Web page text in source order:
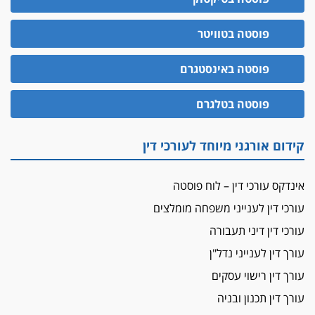
יו"ר מחוז ת"א משבץ עובדות שלו למינוי דייני בית
הדין למשמעת
האופנוע חזר הביתה
עו"ד גיל פרידמן והרפתקאות אופנוע השטח שלו
הזכות לטנף
מאסר לעורך הדין
פיקטיביות בשם פלסטינים
על המידתיות
ביה"ד המשמעתי ביטל השעיה לצמיתות של
עורכת-דין שהביעה שמחה ב-7 באוקטובר
אשם
עו"ד הלל בבייב הורשע בהונאת עשרות לקוחות,
ההסדר: 7-9 שנות מאסר
פוסטה בטוויטר
פוסטה באינסטגרם
פוסטה בטלגרם
קידום אורגני מיוחד לעורכי דין
אינדקס עורכי דין – לוח פוסטה
עורכי דין לענייני משפחה מומלצים
עורכי דין דיני תעבורה
עורך דין לענייני נדל"ן
עורך דין רישוי עסקים
עורך דין תכנון ובניה